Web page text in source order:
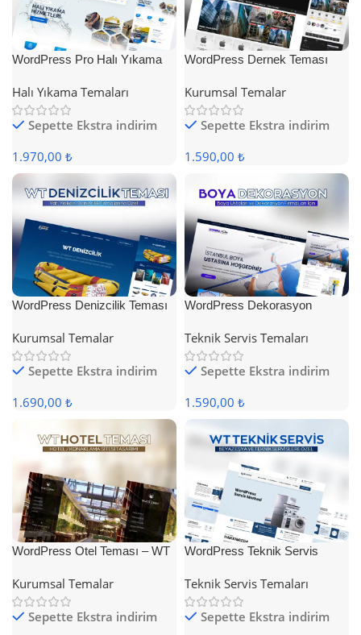
WordPress Pro Halı Yıkama
Halı Yıkama Temaları
Sepette Ekstra indirim
1.970,00 ₺
WordPress Dernek Teması
Kurumsal Temalar
Sepette Ekstra indirim
1.590,00 ₺
WordPress Denizcilik Teması
Kurumsal Temalar
Sepette Ekstra indirim
1.690,00 ₺
WordPress Dekorasyon
Teknik Servis Temaları
Sepette Ekstra indirim
1.590,00 ₺
WordPress Otel Teması – WT
Kurumsal Temalar
Sepette Ekstra indirim
WordPress Teknik Servis
Teknik Servis Temaları
Sepette Ekstra indirim